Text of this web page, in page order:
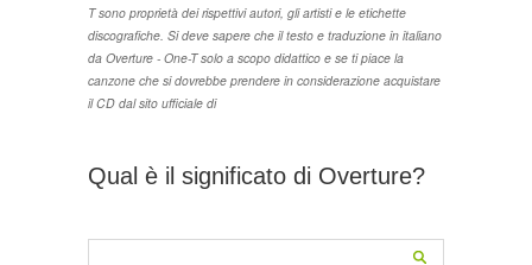
T sono proprietà dei rispettivi autori, gli artisti e le etichette
discografiche. Si deve sapere che il testo e traduzione in italiano
da Overture - One-T solo a scopo didattico e se ti piace la
canzone che si dovrebbe prendere in considerazione acquistare
il CD dal sito ufficiale di
Qual è il significato di Overture?